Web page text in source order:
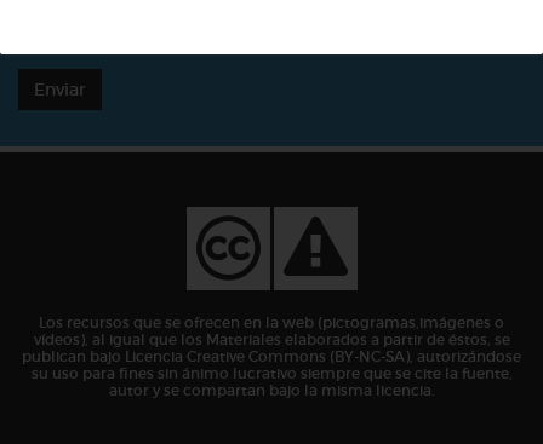
Enviar
Los recursos que se ofrecen en la web (pictogramas,imágenes o
vídeos), al igual que los Materiales elaborados a partir de éstos, se
publican bajo Licencia Creative Commons (BY-NC-SA), autorizándose
su uso para fines sin ánimo lucrativo siempre que se cite la fuente,
autor y se compartan bajo la misma licencia.